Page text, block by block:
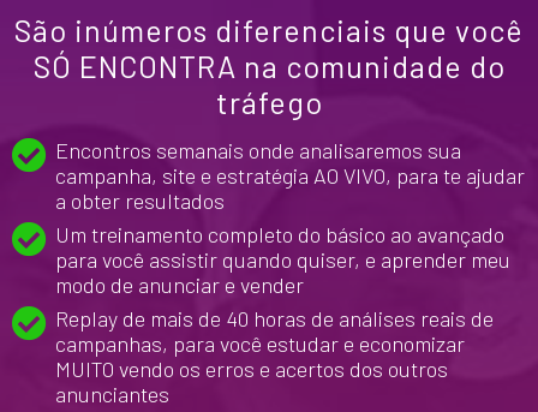
São inúmeros diferenciais que você
SÓ ENCONTRA na comunidade do
tráfego
Encontros semanais onde analisaremos sua
campanha, site e estratégia AO VIVO, para te ajudar
a obter resultados
Um treinamento completo do básico ao avançado
para você assistir quando quiser, e aprender meu
modo de anunciar e vender
Replay de mais de 40 horas de análises reais de
campanhas, para você estudar e economizar
MUITO vendo os erros e acertos dos outros
anunciantes